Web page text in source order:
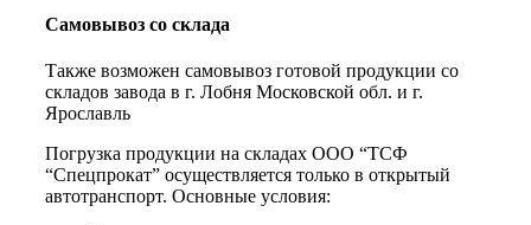
Самовывоз со склада
Также возможен самовывоз готовой продукции со
складов завода в г. Лобня Московской обл. и г.
Ярославль
Погрузка продукции на складах ООО “ТСФ
“Спецпрокат” осуществляется только в открытый
автотранспорт. Основные условия: